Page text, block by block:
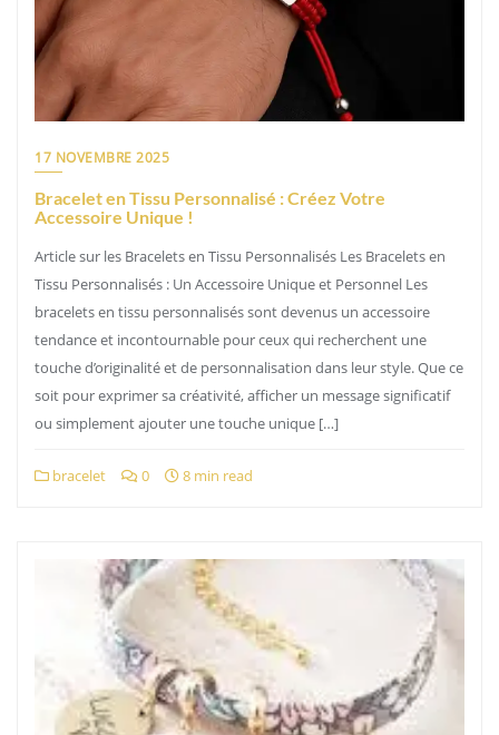
17 NOVEMBRE 2025
Bracelet en Tissu Personnalisé : Créez Votre
Accessoire Unique !
Article sur les Bracelets en Tissu Personnalisés Les Bracelets en
Tissu Personnalisés : Un Accessoire Unique et Personnel Les
bracelets en tissu personnalisés sont devenus un accessoire
tendance et incontournable pour ceux qui recherchent une
touche d’originalité et de personnalisation dans leur style. Que ce
soit pour exprimer sa créativité, afficher un message significatif
ou simplement ajouter une touche unique […]
bracelet 0 8 min read